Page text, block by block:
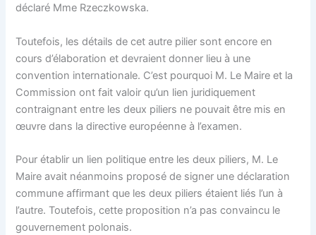
déclaré Mme Rzeczkowska.
Toutefois, les détails de cet autre pilier sont encore en
cours d’élaboration et devraient donner lieu à une
convention internationale. C’est pourquoi M. Le Maire et la
Commission ont fait valoir qu’un lien juridiquement
contraignant entre les deux piliers ne pouvait être mis en
œuvre dans la directive européenne à l’examen.
Pour établir un lien politique entre les deux piliers, M. Le
Maire avait néanmoins proposé de signer une déclaration
commune affirmant que les deux piliers étaient liés l’un à
l’autre. Toutefois, cette proposition n’a pas convaincu le
gouvernement polonais.